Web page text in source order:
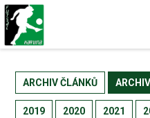
ARCHIV ČLÁNKŮ
2019 2020 2021